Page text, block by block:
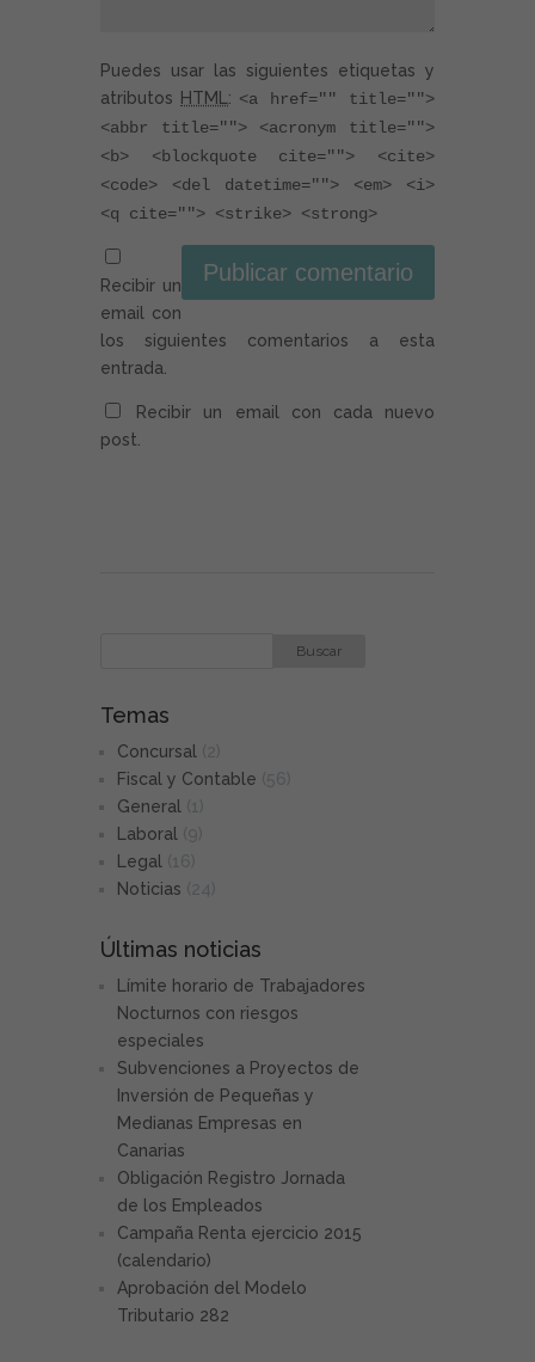
Puedes usar las siguientes etiquetas y
atributos HTML : <a href="" title="">
<abbr title=""> <acronym title="">
<b> <blockquote cite=""> <cite>
<code> <del datetime=""> <em> <i>
<q cite=""> <strike> <strong>
Recibir un
email con
los siguientes comentarios a esta
entrada.
Recibir un email con cada nuevo
post.
Temas
Concursal
(2)
Fiscal y Contable (56)
General
(1)
Laboral
(9)
Legal
(16)
Noticias (24)
Últimas noticias
Límite horario de Trabajadores
Nocturnos con riesgos
especiales
Subvenciones a Proyectos de
Inversión de Pequeñas y
Medianas Empresas en
Canarias
Obligación Registro Jornada
de los Empleados
Campaña Renta ejercicio 2015
(calendario)
Aprobación del Modelo
Tributario 282